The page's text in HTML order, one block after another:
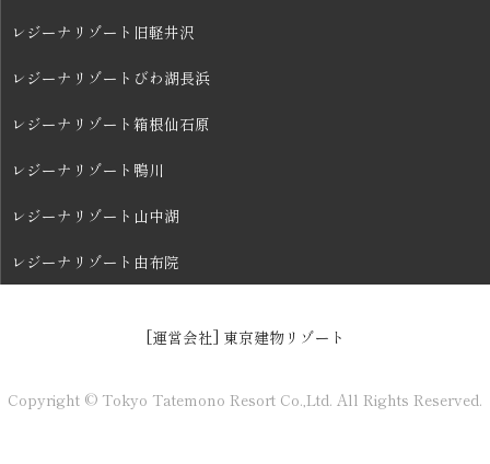
レジーナリゾート旧軽井沢
レジーナリゾートびわ湖長浜
レジーナリゾート箱根仙石原
レジーナリゾート鴨川
レジーナリゾート山中湖
レジーナリゾート由布院
[運営会社] 東京建物リゾート
Copyright © Tokyo Tatemono Resort Co.,Ltd. All Rights Reserved.